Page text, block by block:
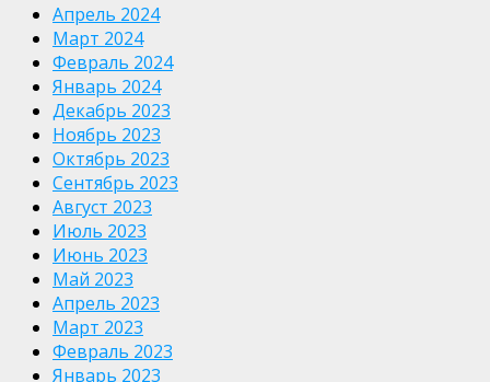
Апрель 2024
Март 2024
Февраль 2024
Январь 2024
Декабрь 2023
Ноябрь 2023
Октябрь 2023
Сентябрь 2023
Август 2023
Июль 2023
Июнь 2023
Май 2023
Апрель 2023
Март 2023
Февраль 2023
Январь 2023